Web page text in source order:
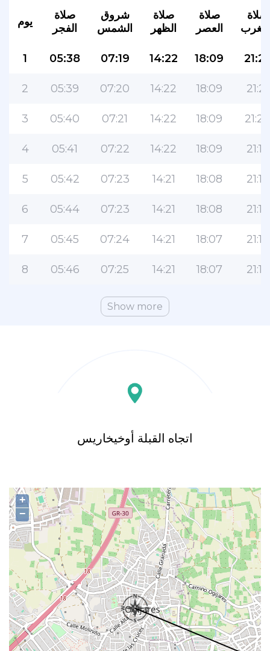
يوم
صلاة
الفجر
شروق
الشمس
صلاة
الظهر
صلاة
العصر
صلاة
1 05:38 07:19 14:22 18:09
2 05:39 07:20 14:22 18:09 21:21
3 05:40 07:21 14:22 18:09 21:20
4 05:41 07:22 14:22 18:09 21:19
5 05:42 07:23 14:21 18:08 21:18
6 05:44 07:23 14:21 18:08 21:17
7 05:45 07:24 14:21 18:07 21:16
8 05:46 07:25 14:21 18:07 21:15
Show more
اتجاه القبلة أوخيخاريس
+
−